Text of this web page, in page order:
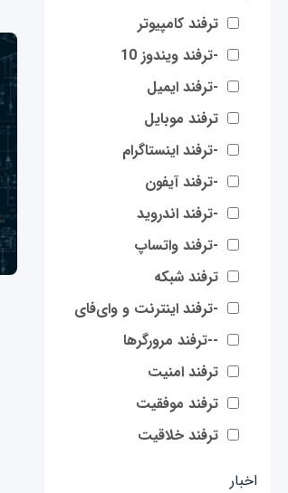
ترفند کامپیوتر
-ترفند ویندوز 10
-ترفند ایمیل
ترفند موبایل
-ترفند اینستاگرام
-ترفند آیفون
-ترفند اندروید
-ترفند واتساپ
ترفند شبکه
-ترفند اینترنت و وای‌فای
--ترفند مرورگرها
ترفند امنیت
ترفند موفقیت
ترفند خلاقیت
اخبار